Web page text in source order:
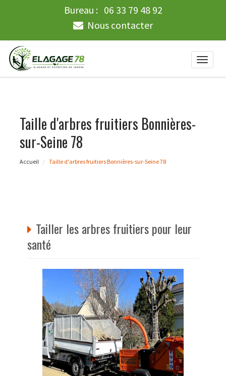
Bureau : 06 33 79 48 92
Nous contacter
Toggle
Taille d'arbres fruitiers Bonnières-
sur-Seine 78
Accueil Taille d'arbres fruitiers Bonnières-sur-Seine 78
Tailler les arbres fruitiers pour leur
santé